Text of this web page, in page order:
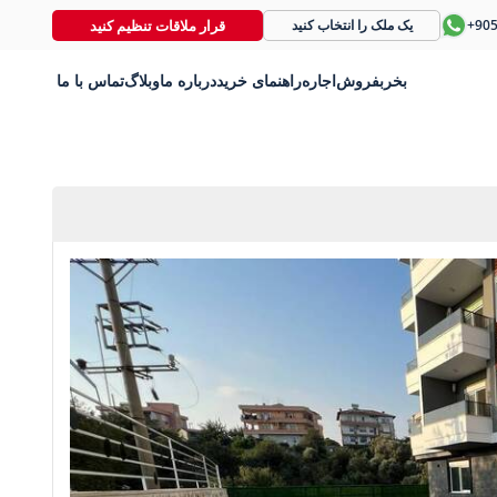
یک ملک را انتخاب کنید قرار ملاقات تنظیم کنید
بخر بفروشاجارهراهنمای خریددرباره ماوبلاگتماس با ما